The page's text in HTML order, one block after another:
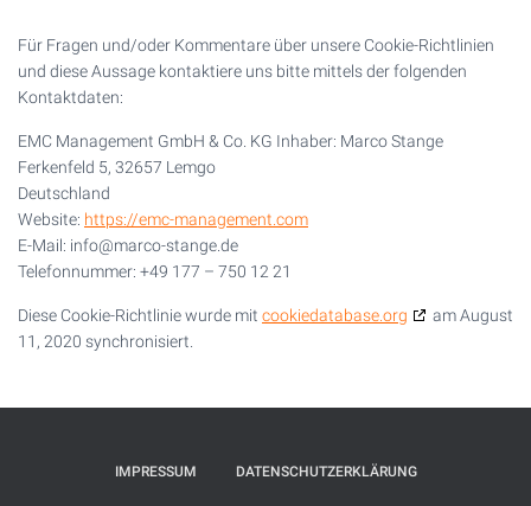
Für Fragen und/oder Kommentare über unsere Cookie-Richtlinien
und diese Aussage kontaktiere uns bitte mittels der folgenden
Kontaktdaten:
EMC Management GmbH & Co. KG Inhaber: Marco Stange
Ferkenfeld 5, 32657 Lemgo
Deutschland
Website: https://emc-management.com
E-Mail: info@marco-stange.de
Telefonnummer: +49 177 – 750 12 21
Diese Cookie-Richtlinie wurde mit cookiedatabase.org
am August
11, 2020 synchronisiert.
IMPRESSUM DATENSCHUTZERKLÄRUNG